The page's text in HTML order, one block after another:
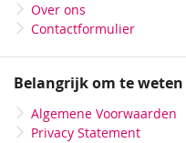
Over ons
Contactformulier
Belangrijk om te weten
Algemene Voorwaarden
Privacy Statement